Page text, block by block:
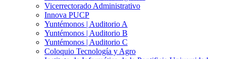
Vicerrectorado Administrativo
Innova PUCP
Yuntémonos | Auditorio A
Yuntémonos | Auditorio B
Yuntémonos | Auditorio C
Coloquio Tecnología y Agro